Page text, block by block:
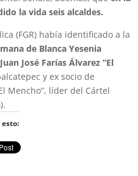
la vida seis alcaldes.
(FGR) había identificado a la
de Blanca Yesenia
José Farías Álvarez “El
y ex socio de
Mencho”, líder del Cártel